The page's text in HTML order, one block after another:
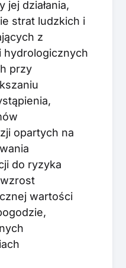
jej działania,
strat ludzkich i
z
hydrologicznych
przy
opartych na
do ryzyka
wartości